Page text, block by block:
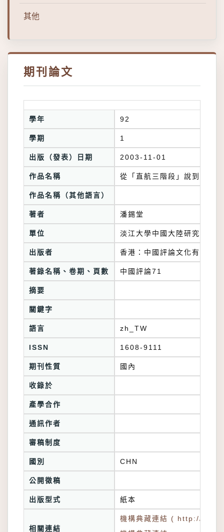
其他
期刊論文
學年 92
學期 1
出版（發表）日期 2003-11-01
作品名稱 從「直航三階段」說到推出
作品名稱（其他語言）
著者 潘錫堂
單位 淡江大學中國大陸研究所
出版者 香港：中國評論文化有限公司
著錄名稱、卷期、頁數 中國評論71
摘要
關鍵字
語言 zh_TW
ISSN 1608-9111
期刊性質 國內
收錄於
產學合作
通訊作者
審稿制度
國別 CHN
公開徵稿
出版型式 紙本
相關連結
機構典藏連結 ( http://